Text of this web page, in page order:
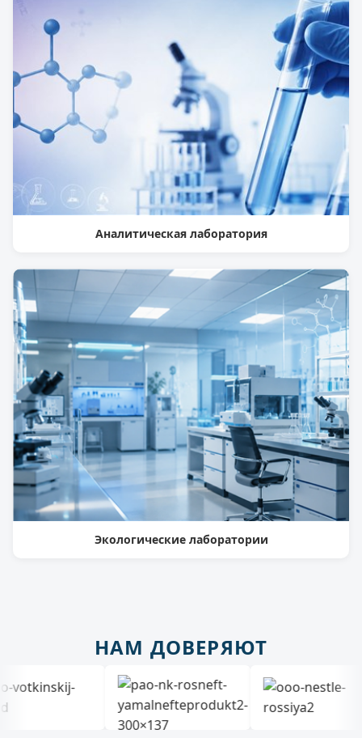
Аналитическая лаборатория
Экологические лаборатории
НАМ ДОВЕРЯЮТ